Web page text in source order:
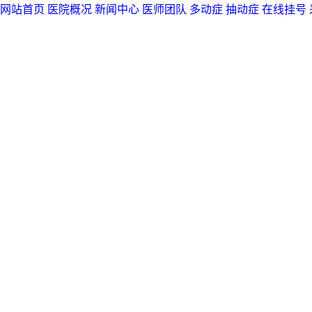
网站首页 医院概况 新闻中心 医师团队 多动症 抽动症 在线挂号